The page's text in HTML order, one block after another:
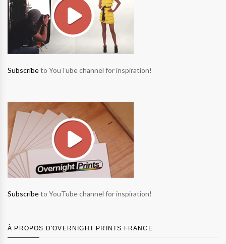
Subscribeto YouTube channel for inspiration!
Subscribeto YouTube channel for inspiration!
À PROPOS D'OVERNIGHT PRINTS FRANCE